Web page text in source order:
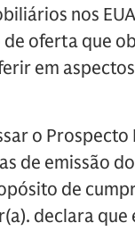
nos
oferta que
em
o
de emissão
de
declara